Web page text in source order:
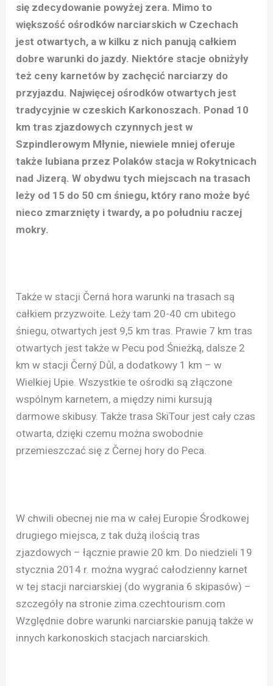
się zdecydowanie powyżej zera. Mimo to
większość ośrodków narciarskich w Czechach
jest otwartych, a w kilku z nich panują całkiem
dobre warunki do jazdy. Niektóre stacje obniżyły
też ceny karnetów by zachęcić narciarzy do
przyjazdu. Najwięcej ośrodków otwartych jest
tradycyjnie w czeskich Karkonoszach. Ponad 10
km tras zjazdowych czynnych jest w
Szpindlerowym Młynie, niewiele mniej oferuje
także lubiana przez Polaków stacja w Rokytnicach
nad Jizerą. W obydwu tych miejscach na trasach
leży od 15 do 50 cm śniegu, który rano może być
nieco zmarznięty i twardy, a po południu raczej
mokry.
Także w stacji Černá hora warunki na trasach są
całkiem przyzwoite. Leży tam 20-40 cm ubitego
śniegu, otwartych jest 9,5 km tras. Prawie 7 km tras
otwartych jest także w Pecu pod Śnieżką, dalsze 2
km w stacji Černý Důl, a dodatkowy 1 km – w
Wielkiej Upie. Wszystkie te ośrodki są złączone
wspólnym karnetem, a między nimi kursują
darmowe skibusy. Także trasa SkiTour jest cały czas
otwarta, dzięki czemu można swobodnie
przemieszczać się z Černej hory do Peca.
W chwili obecnej nie ma w całej Europie Środkowej
drugiego miejsca, z tak dużą ilością tras
zjazdowych – łącznie prawie 20 km. Do niedzieli 19
stycznia 2014 r. można wygrać całodzienny karnet
w tej stacji narciarskiej (do wygrania 6 skipasów) –
szczegóły na stronie zima.czechtourism.com
Względnie dobre warunki narciarskie panują także w
innych karkonoskich stacjach narciarskich.